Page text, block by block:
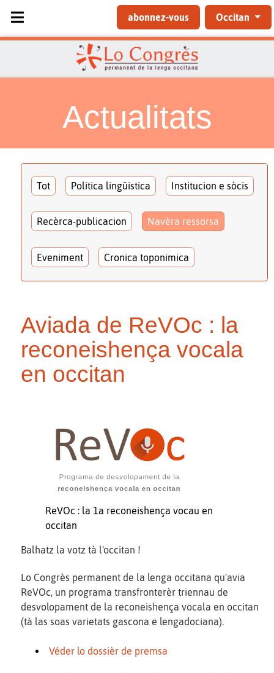
Sélectionnez votre langue
abonnez-vous Occitan
Actualitats
Tot Politica lingüistica Institucion e sòcis
Recèrca-publicacion Navèra ressorsa
Eveniment Cronica toponimica
Aviada de ReVOc : la
reconeishença vocala
en occitan
ReVOc : la 1a reconeishença vocau en
occitan
Balhatz la votz tà l'occitan !
Lo Congrès permanent de la lenga occitana qu'avia
ReVOc, un programa transfronterèr triennau de
desvolopament de la reconeishença vocala en occitan
(tà las soas varietats gascona e lengadociana).
Véder lo dossièr de premsa